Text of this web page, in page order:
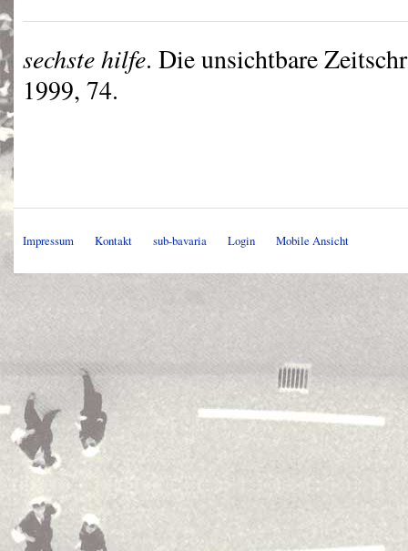
sechste hilfe. Die unsichtbare
1999, 74.
Impressum Kontakt sub-bavaria Login Mobile Ansicht